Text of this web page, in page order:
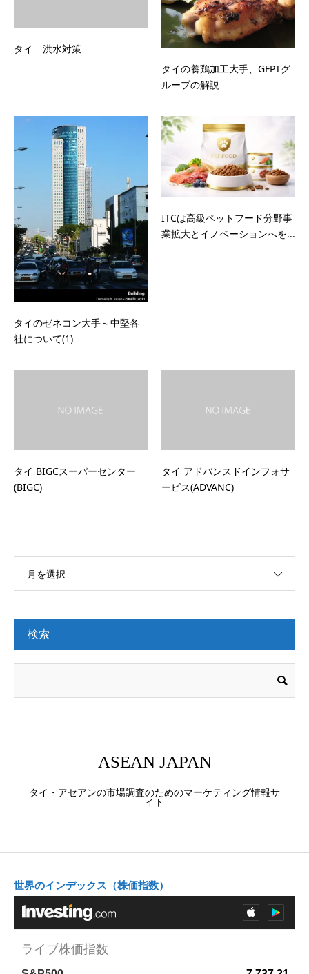
タイ 洪水対策
タイの養鶏加工大手、GFPTグ
ループの解説
タイのゼネコン大手～中堅各
社について(1)
ITCは高級ペットフード分野事
業拡大とイノベーションへを...
タイ BIGCスーパーセンター
(BIGC)
タイ アドバンスドインフォサ
ービス(ADVANC)
月を選択
検索
ASEAN JAPAN
タイ・アセアンの市場調査のためのマーケティング情報サ
イト
世界のインデックス（株価指数）